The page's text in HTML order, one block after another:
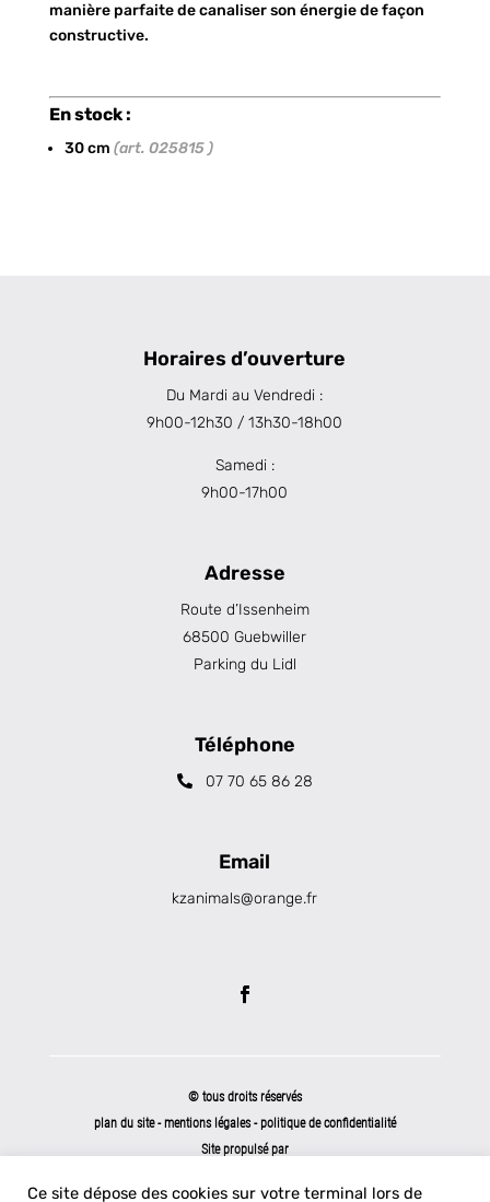
manière parfaite de canaliser son énergie de façon
constructive.
En stock :
30 cm (art. 025815 )
Horaires d’ouverture
Du Mardi au Vendredi :
9h00-12h30 / 13h30-18h00
Samedi :
9h00-17h00
Adresse
Route d’Issenheim
68500 Guebwiller
Parking du Lidl
Téléphone
07 70 65 86 28
Email
kzanimals@orange.fr
© tous droits réservés
plan du site-mentions légales -politique de confidentialité
Site propulsé par
Ce site dépose des cookies sur votre terminal lors de